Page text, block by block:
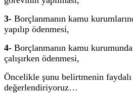
3- Borçlanmanın kamu
yapılıp ödenmesi,
4- Borçlanmanın kamu kurumunda
çalışırken ödenmesi,
Öncelikle şunu belirtmenin faydalı
değerlendiriyoruz…